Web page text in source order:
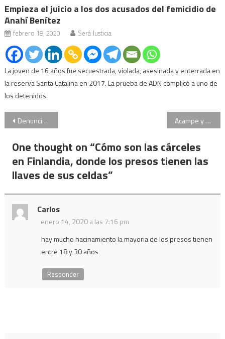
Empieza el juicio a los dos acusados del femicidio de
Anahí Benítez
febrero 18, 2020 Será Justicia
La joven de 16 años fue secuestrada, violada, asesinada y enterrada en
la reserva Santa Catalina en 2017. La prueba de ADN complicó a uno de
los detenidos.
Navegación
de
entradas
Denuncian a Alberto Fernández, Cafiero y Guzmán por la designación de un director del Banco Nación Acampe y acto en el Obelisco en pedido por la libertad de Milagro Sala
One thought on “Cómo son las cárceles
en Finlandia, donde los presos tienen las
llaves de sus celdas”
Carlos
enero 14, 2020 a las 7:16 pm
hay mucho hacinamiento la mayoria de los presos tienen
entre 18 y 30 años
Responder